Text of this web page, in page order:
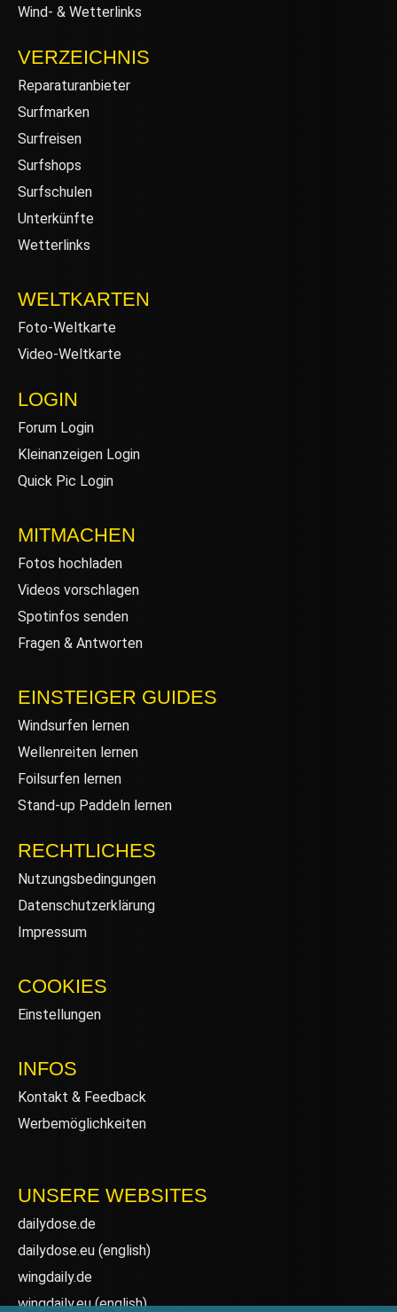
Wind- & Wetterlinks
VERZEICHNIS
Reparaturanbieter
Surfmarken
Surfreisen
Surfshops
Surfschulen
Unterkünfte
Wetterlinks
WELTKARTEN
Foto-Weltkarte
Video-Weltkarte
LOGIN
Forum Login
Kleinanzeigen Login
Quick Pic Login
MITMACHEN
Fotos hochladen
Videos vorschlagen
Spotinfos senden
Fragen & Antworten
EINSTEIGER GUIDES
Windsurfen lernen
Wellenreiten lernen
Foilsurfen lernen
Stand-up Paddeln lernen
RECHTLICHES
Nutzungsbedingungen
Datenschutzerklärung
Impressum
COOKIES
Einstellungen
INFOS
Kontakt & Feedback
Werbemöglichkeiten
UNSERE WEBSITES
dailydose.de
dailydose.eu (english)
wingdaily.de
wingdaily.eu(english)